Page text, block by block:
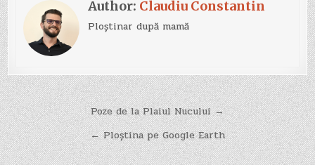
Author: Claudiu Constantin
Ploștinar după mamă
Navigare
în
articole
Poze de la Plaiul Nucului →
← Ploştina pe Google Earth